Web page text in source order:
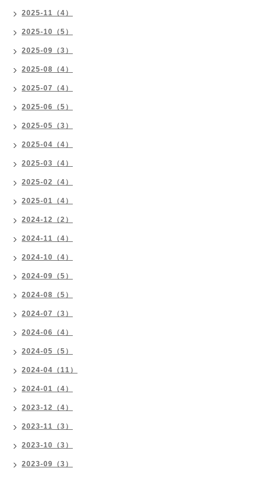
2025-11（4）
2025-10（5）
2025-09（3）
2025-08（4）
2025-07（4）
2025-06（5）
2025-05（3）
2025-04（4）
2025-03（4）
2025-02（4）
2025-01（4）
2024-12（2）
2024-11（4）
2024-10（4）
2024-09（5）
2024-08（5）
2024-07（3）
2024-06（4）
2024-05（5）
2024-04（11）
2024-01（4）
2023-12（4）
2023-11（3）
2023-10（3）
2023-09（3）